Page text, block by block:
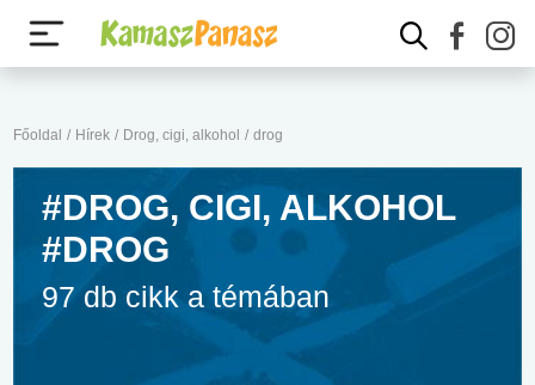
Főoldal / Hírek / Drog, cigi, alkohol / drog
#DROG, CIGI, ALKOHOL
#DROG
97 db cikk a témában